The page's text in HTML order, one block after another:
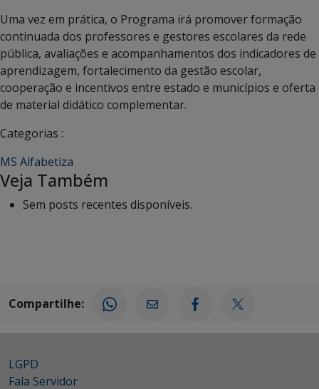
Uma vez em prática, o Programa irá promover formação
continuada dos professores e gestores escolares da rede
pública, avaliações e acompanhamentos dos indicadores de
aprendizagem, fortalecimento da gestão escolar,
cooperação e incentivos entre estado e municípios e oferta
de material didático complementar.
Categorias :
MS Alfabetiza
Veja Também
Sem posts recentes disponíveis.
Compartilhe:
LGPD
Fala Servidor